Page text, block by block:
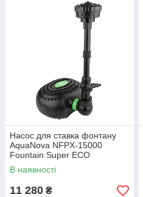
Насос для ставка фонтану
AquaNova NFPX-15000
Fountain Super ECO
В наявності
11 280 ₴